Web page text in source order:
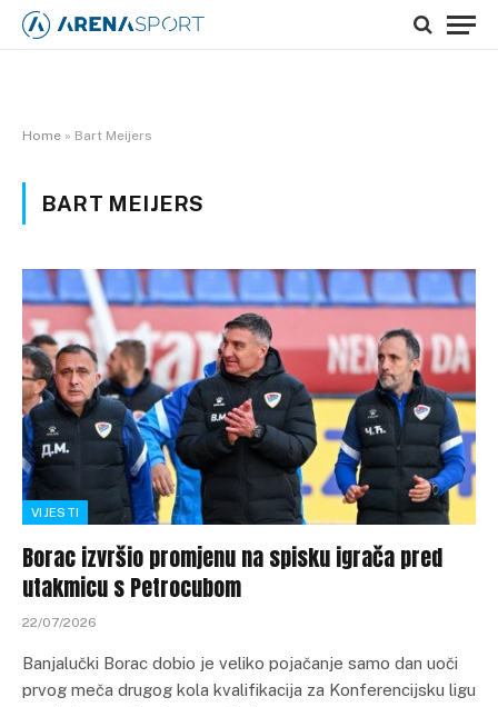
Home » Bart Meijers
BART MEIJERS
VIJESTI
Borac izvršio promjenu na spisku igrača pred
utakmicu s Petrocubom
22/07/2026
Banjalučki Borac dobio je veliko pojačanje samo dan uoči
prvog meča drugog kola kvalifikacija za Konferencijsku ligu